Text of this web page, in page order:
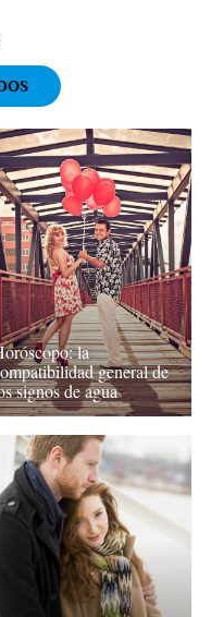
la
general de
signos de agua